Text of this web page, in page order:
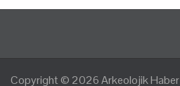
Copyright © 2026Arkeolojik Haber